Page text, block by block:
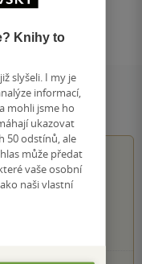
čtenářů
Knihy to
slyšeli. I my je
informací,
mohli jsme ho
ukazovat
50 odstínů, ale
může předat
vaše osobní
naši vlastní